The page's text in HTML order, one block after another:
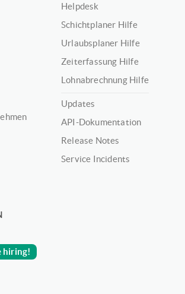
Helpdesk
Schichtplaner Hilfe
Urlaubsplaner Hilfe
Zeiterfassung Hilfe
Lohnabrechnung Hilfe
Updates
API-Dokumentation
Release Notes
Service Incidents
hiring!